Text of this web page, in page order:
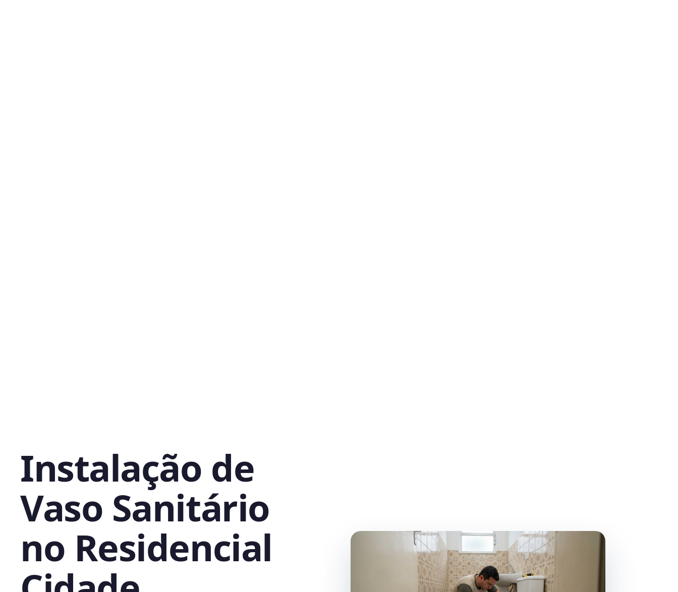
Instalação de
Vaso Sanitário
no Residencial